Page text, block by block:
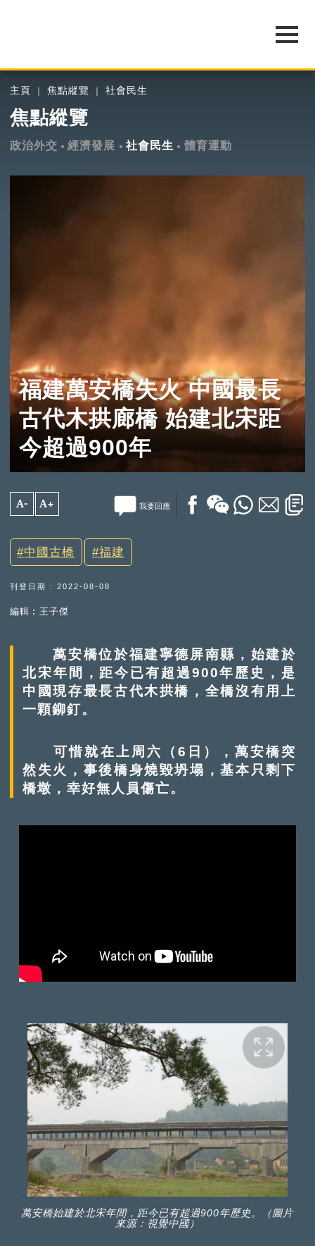
主頁 焦點縱覽 社會民生
焦點縱覽
政治外交 經濟發展 社會民生 體育運動
福建萬安橋失火 中國最長
古代木拱廊橋 始建北宋距
今超過900年
A- A+ 我要回應
中國古橋 福建
刊登日期 : 2022-08-08
編輯︰王子傑
萬安橋位於福建寧德屏南縣，始建於
北宋年間，距今已有超過900年歷史，是
中國現存最長古代木拱橋，全橋沒有用上
一顆鉚釘。
可惜就在上周六（6日），萬安橋突
然失火，事後橋身燒毀坍塌，基本只剩下
橋墩，幸好無人員傷亡。
萬安橋始建於北宋年間，距今已有超過900年歷史。（圖片
來源：視覺中國）